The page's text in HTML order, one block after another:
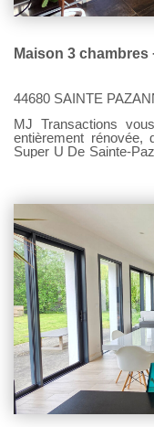
44680 SAINTE
MJ Transactions
entièrement
Super U De Sainte-
des WC séparés. Les
servir de bureau ou
sous sol + une
clos sans vis à vis
économies système
2025. Pour le
TRANSACTIONS.
2026. CONTACT
!!! Pas de copropriété. État des risques et pollutions - Les
informations sur les
disponibles sur le
Loyer 1150.00 TTC
50.00€ de charges
1105.83€ TTC dont
garantie : 1100.00€